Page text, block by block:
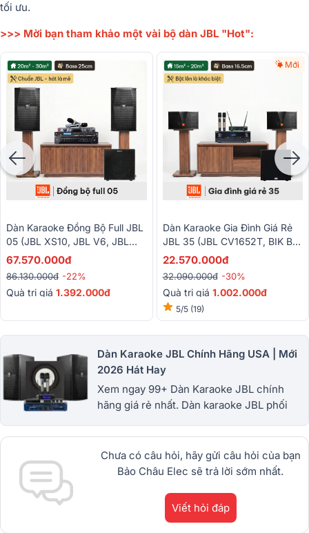
tối ưu.
>>> Mời bạn tham khảo một vài bộ dàn JBL "Hot":
Dàn Karaoke Đồng Bộ Full JBL
05 (JBL XS10, JBL V6, JBL
VX9, Alto TX12S, BBS-S290D)
67.570.000đ
86.130.000đ -22%
Quà trị giá 1.392.000đ
Mới
Dàn Karaoke Gia Đình Giá Rẻ
JBL 35 (JBL CV1652T, BIK BJ-
A88, BKSound SW212, BIK
22.570.000đ
32.090.000đ -30%
Quà trị giá 1.002.000đ
5/5 (19)
Dàn Karaoke JBL Chính Hãng USA | Mới
2026 Hát Hay
Xem ngay 99+ Dàn Karaoke JBL chính
hãng giá rẻ nhất. Dàn karaoke JBL phối
nhất ✓ Mới nhất hiện nay. 1900.0255
Chưa có câu hỏi, hãy gửi câu hỏi của bạn
Bảo Châu Elec sẽ trả lời sớm nhất.
Viết hỏi đáp